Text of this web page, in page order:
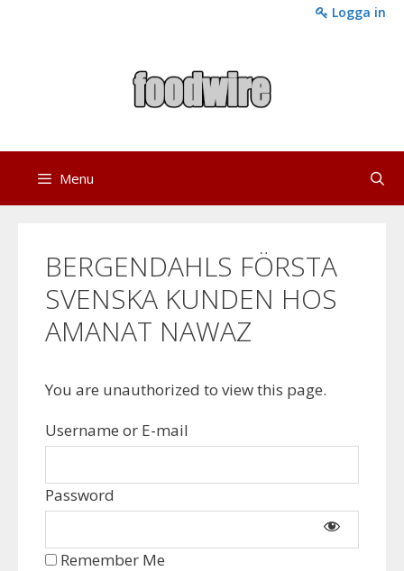
Logga in
Menu
BERGENDAHLS FÖRSTA
SVENSKA KUNDEN HOS
AMANAT NAWAZ
You are unauthorized to view this page.
Username or E-mail
Password
Remember Me